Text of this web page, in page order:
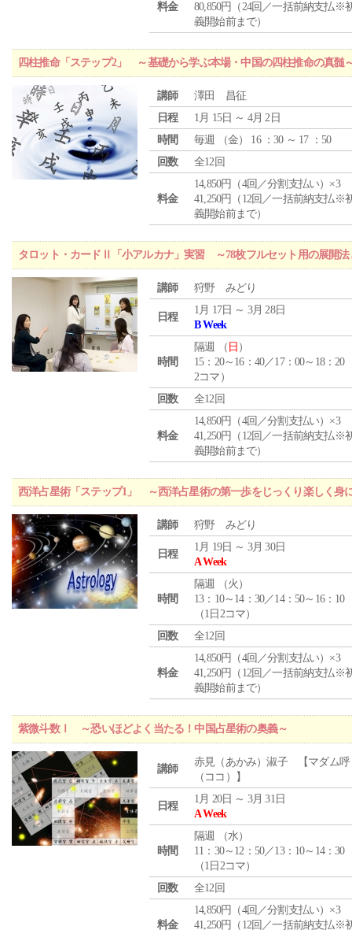
料金
80,850円（24回／一括前納支払※
義開始前まで）
四柱推命「ステップ2」 ～基礎から学ぶ本場・中国の四柱推命の真髄
講師
澤田 昌征
日程
1月 15日 ～ 4月 2日
時間
毎週 （金） 16 ：30 ～ 17 ：50
回数
全12回
料金
14,850円（4回／分割支払い）×3
41,250円（12回／一括前納支払※
義開始前まで）
タロット・カードⅡ「小アルカナ」実習 ～78枚フルセット用の展開法
講師 狩野 みどり
日程
1月 17日 ～ 3月 28日
B Week
時間
隔週 （ 日 ）
15：20～16：40／17：00～18：20
2コマ）
回数
全12回
料金
14,850円（4回／分割支払い）×3
41,250円（12回／一括前納支払※
義開始前まで）
西洋占星術「ステップ1」 ～西洋占星術の第一歩をじっくり楽しく身
講師 狩野 みどり
日程
1月 19日 ～ 3月 30日
A Week
時間
隔週 （火 ）
13：10～14：30／14：50～16：10
（1日2コマ）
回数
全12回
料金
14,850円（4回／分割支払い）×3
41,250円（12回／一括前納支払※
義開始前まで）
紫微斗数Ⅰ ～恐いほどよく当たる！中国占星術の奥義～
講師
赤見（あかみ）淑子 【マダム呼
（ココ）】
日程
1月 20日 ～ 3月 31日
A Week
時間
隔週 （水）
11：30～12：50／13：10～14：30
（1日2コマ）
回数
全12回
料金
14,850円（4回／分割支払い）×3
41,250円（12回／一括前納支払※